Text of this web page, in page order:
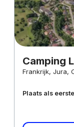
Camping
Frankrijk, Jura,
Plaats als